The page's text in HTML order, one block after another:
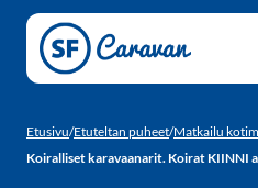
Siirry sivun sisältöön
Etusivu/Etuteltan puheet/Matkailu
Koiralliset karavaanarit. Koirat KIINNI